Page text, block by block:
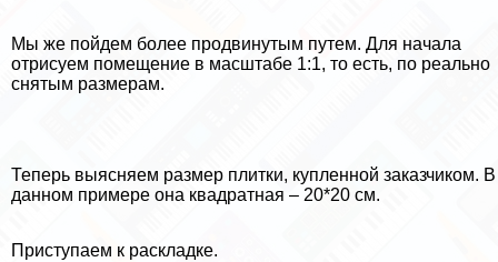
Мы же пойдем более продвинутым путем. Для начала
отрисуем помещение в масштабе 1:1, то есть, по реально
снятым размерам.
Теперь выясняем размер плитки, купленной заказчиком. В
данном примере она квадратная – 20*20 см.
Приступаем к раскладке.